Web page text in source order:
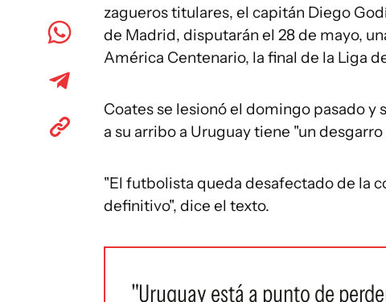
zagueros titulares, el capitán Diego
de Madrid, disputarán el 28 de mayo,
América Centenario, la final de la Liga
Coates se lesionó el domingo pasado
a su arribo a Uruguay tiene "un
"El futbolista queda desafectado de la
definitivo", dice el texto.
"Uruguay está a punto de